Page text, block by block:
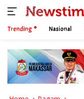
content
Trending Nasional